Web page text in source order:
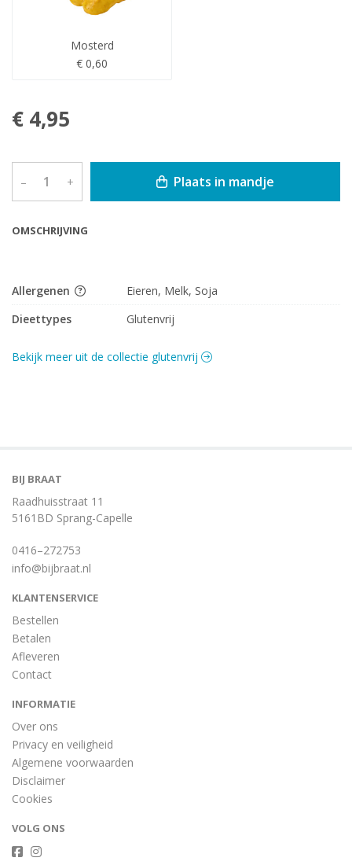
OMSCHRIJVING
Mosterd
€ 0,60
€ 4,95
– + Plaats in mandje
Allergenen
Eieren, Melk, Soja
Dieettypes
Glutenvrij
Bekijk meer uit de collectie glutenvrij
BIJ BRAAT
Raadhuisstraat 11
5161BD Sprang-Capelle
0416–272753
info@bijbraat.nl
KLANTENSERVICE
Bestellen
Betalen
Afleveren
Contact
INFORMATIE
Over ons
Privacy en veiligheid
Algemene voorwaarden
Disclaimer
Cookies
VOLG ONS